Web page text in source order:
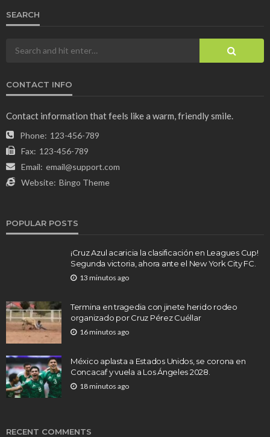
SEARCH
CONTACT INFO
Contact information that feels like a warm, friendly smile.
Phone: 123-456-789
Fax: 123-456-789
Email: email@support.com
Website: Bingo Theme
POPULAR POSTS
¡Cruz Azul acaricia la clasificación en Leagues Cup!
Segunda victoria, ahora ante el New York City FC.
13 minutos ago
Termina en tragedia con jinete herido rodeo
organizado por Cruz Pérez Cuéllar
16 minutos ago
México aplasta a Estados Unidos, se corona en
Concacaf y vuela a Los Ángeles 2028.
18 minutos ago
RECENT COMMENTS